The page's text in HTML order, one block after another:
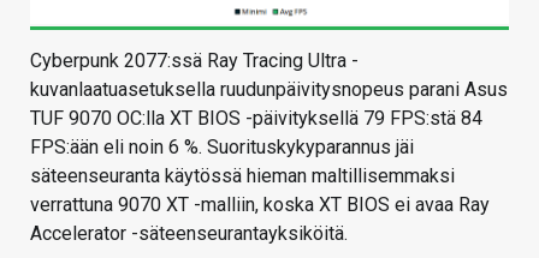
Cyberpunk 2077:ssä Ray Tracing Ultra -
kuvanlaatuasetuksella ruudunpäivitysnopeus parani Asus
TUF 9070 OC:lla XT BIOS -päivityksellä 79 FPS:stä 84
FPS:ään eli noin 6 %. Suorituskykyparannus jäi
säteenseuranta käytössä hieman maltillisemmaksi
verrattuna 9070 XT -malliin, koska XT BIOS ei avaa Ray
Accelerator -säteenseurantayksiköitä.